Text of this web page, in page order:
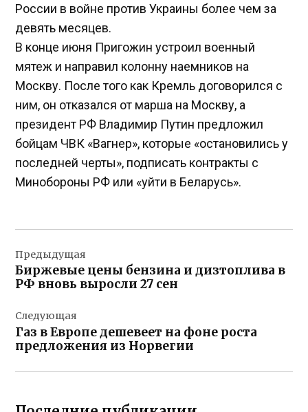
России в войне против Украины более чем за
девять месяцев.
В конце июня Пригожин устроил военный
мятеж и направил колонну наемников на
Москву. После того как Кремль договорился с
ним, он отказался от марша на Москву, а
президент РФ Владимир Путин предложил
бойцам ЧВК «Вагнер», которые «остановились у
последней черты», подписать контракты с
Минобороны РФ или «уйти в Беларусь».
по
записям
Предыдущая
Биржевые цены бензина и дизтоплива в
РФ вновь выросли 27 сен
Следующая
Газ в Европе дешевеет на фоне роста
предложения из Норвегии